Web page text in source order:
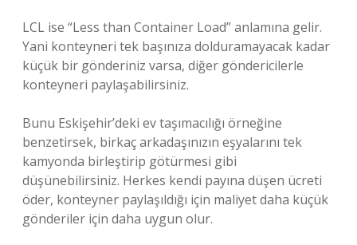
LCL ise “Less than Container Load” anlamına gelir.
Yani konteyneri tek başınıza dolduramayacak kadar
küçük bir gönderiniz varsa, diğer göndericilerle
konteyneri paylaşabilirsiniz.
Bunu Eskişehir’deki ev taşımacılığı örneğine
benzetirsek, birkaç arkadaşınızın eşyalarını tek
kamyonda birleştirip götürmesi gibi
düşünebilirsiniz. Herkes kendi payına düşen ücreti
öder, konteyner paylaşıldığı için maliyet daha küçük
gönderiler için daha uygun olur.